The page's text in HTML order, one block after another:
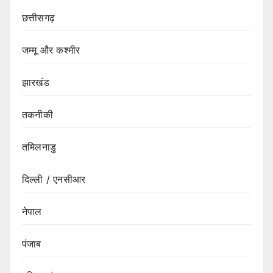
छत्तीसगढ़
जम्मू और कश्मीर
झारखंड
तकनीकी
तमिलनाडु
दिल्ली / एनसीआर
नेपाल
पंजाब